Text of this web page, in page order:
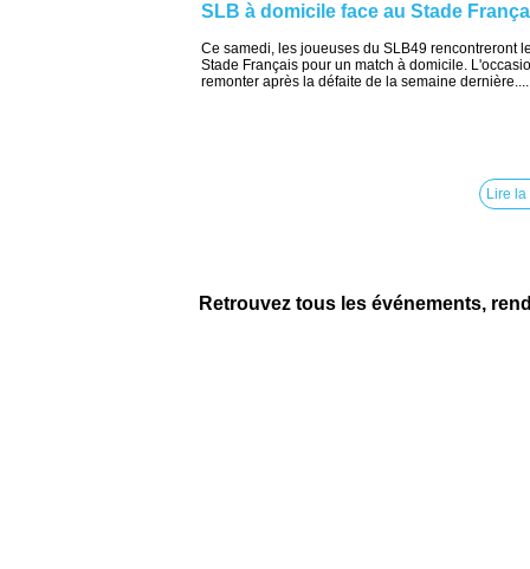
SLB à domicile face au Stade
Ce samedi, les joueuses du SLB49 rencontreront
Stade Français pour un match à domicile.
remonter après la défaite de la semaine dernière....
Lire la
Retrouvez tous les événements,